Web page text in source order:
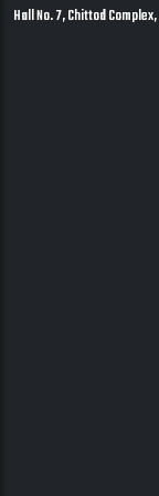
Hall No. 7, Chittod